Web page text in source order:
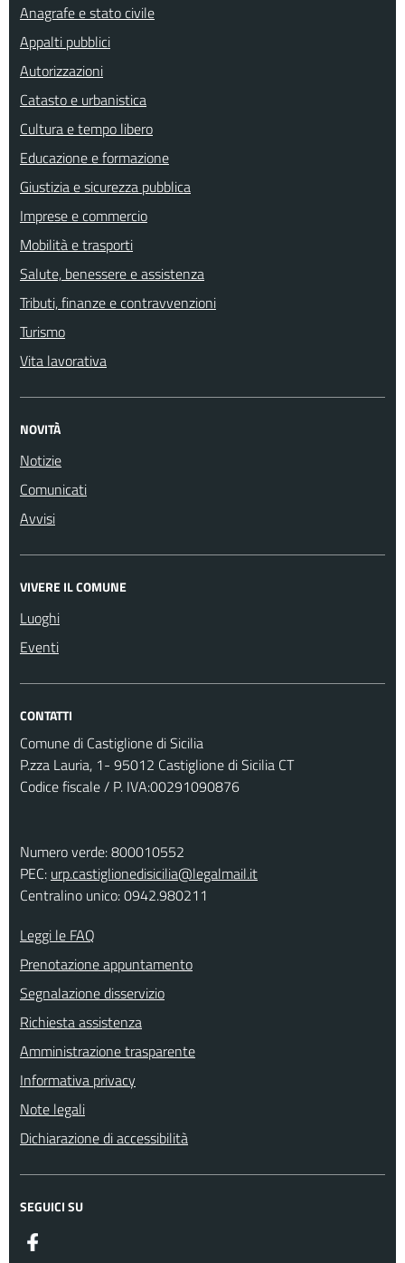
Anagrafe e stato civile
Appalti pubblici
Autorizzazioni
Catasto e urbanistica
Cultura e tempo libero
Educazione e formazione
Giustizia e sicurezza pubblica
Imprese e commercio
Mobilità e trasporti
Salute, benessere e assistenza
Tributi, finanze e contravvenzioni
Turismo
Vita lavorativa
NOVITÀ
Notizie
Comunicati
Avvisi
VIVERE IL COMUNE
Luoghi
Eventi
CONTATTI
Comune di Castiglione di Sicilia
P.zza Lauria, 1- 95012 Castiglione di Sicilia CT
Codice fiscale / P. IVA:00291090876
Numero verde: 800010552
PEC: urp.castiglionedisicilia@legalmail.it
Centralino unico: 0942.980211
Leggi le FAQ
Prenotazione appuntamento
Segnalazione disservizio
Richiesta assistenza
Amministrazione trasparente
Informativa privacy
Note legali
Dichiarazione di accessibilità
SEGUICI SU
facebook